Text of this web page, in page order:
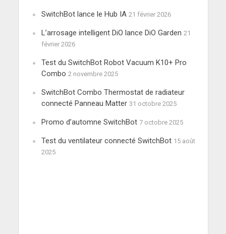
SwitchBot lance le Hub IA 21 février 2026
L’arrosage intelligent DiO lance DiO Garden 21
février 2026
Test du SwitchBot Robot Vacuum K10+ Pro
Combo 2 novembre 2025
SwitchBot Combo Thermostat de radiateur
connecté Panneau Matter 31 octobre 2025
Promo d’automne SwitchBot 7 octobre 2025
Test du ventilateur connecté SwitchBot 15 août
2025